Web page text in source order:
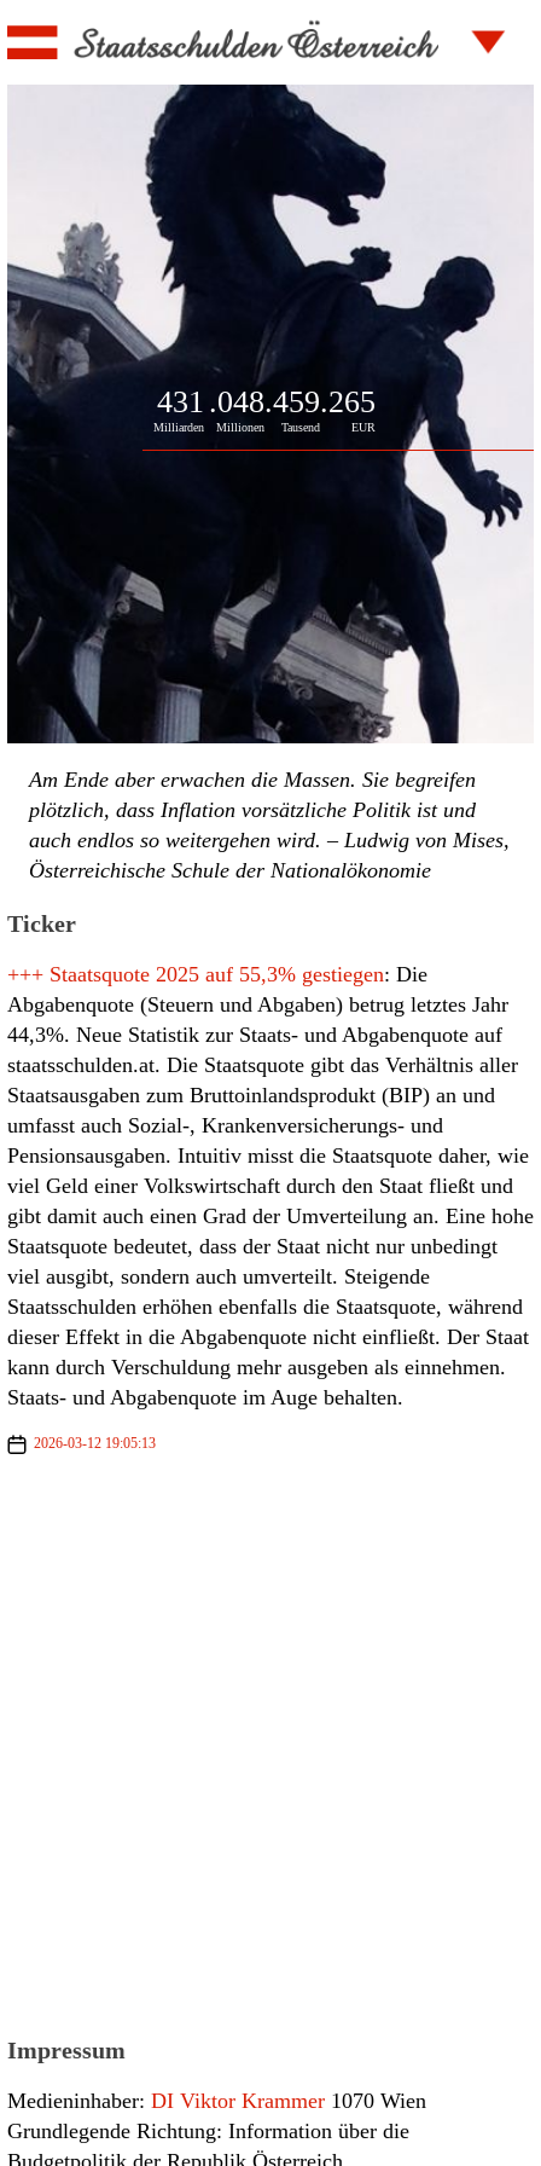
.265
EUR
.459
Tausend
.048
Millionen
431
Milliarden
Am Ende aber erwachen die Massen. Sie begreifen
plötzlich, dass Inflation vorsätzliche Politik ist und
auch endlos so weitergehen wird. – Ludwig von Mises,
Österreichische Schule der Nationalökonomie
Ticker
+++ Staatsquote 2025 auf 55,3% gestiegen: Die
Abgabenquote (Steuern und Abgaben) betrug letztes Jahr
44,3%. Neue Statistik zur Staats- und Abgabenquote auf
staatsschulden.at. Die Staatsquote gibt das Verhältnis aller
Staatsausgaben zum Bruttoinlandsprodukt (BIP) an und
umfasst auch Sozial-, Krankenversicherungs- und
Pensionsausgaben. Intuitiv misst die Staatsquote daher, wie
viel Geld einer Volkswirtschaft durch den Staat fließt und
gibt damit auch einen Grad der Umverteilung an. Eine hohe
Staatsquote bedeutet, dass der Staat nicht nur unbedingt
viel ausgibt, sondern auch umverteilt. Steigende
Staatsschulden erhöhen ebenfalls die Staatsquote, während
dieser Effekt in die Abgabenquote nicht einfließt. Der Staat
kann durch Verschuldung mehr ausgeben als einnehmen.
Staats- und Abgabenquote im Auge behalten.
2026-03-12 19:05:13
Impressum
Medieninhaber: DI Viktor Krammer 1070 Wien
Grundlegende Richtung: Information über die
Budgetpolitik der Republik Österreich